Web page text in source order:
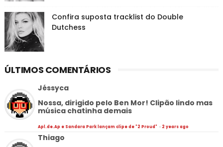
Confira suposta tracklist do Double
Dutchess
ÚLTIMOS COMENTÁRIOS
Jéssyca
Nossa, dirigido pelo Ben Mor! Clipão lindo mas
música chatinha demais
Apl.de.Ap e Sandara Park lançam clipe de "2 Proud" · 2 years ago
Thiago